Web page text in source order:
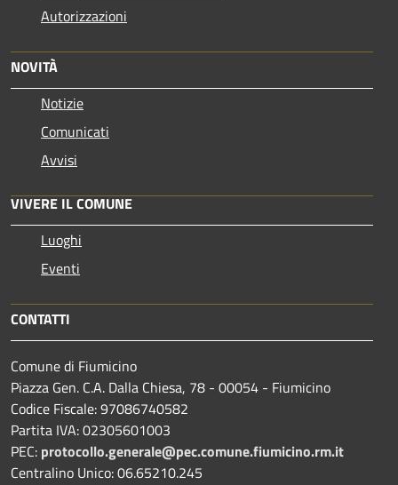
Autorizzazioni
NOVITÀ
Notizie
Comunicati
Avvisi
VIVERE IL COMUNE
Luoghi
Eventi
CONTATTI
Comune di Fiumicino
Piazza Gen. C.A. Dalla Chiesa, 78 - 00054 - Fiumicino
Codice Fiscale: 97086740582
Partita IVA: 02305601003
PEC: protocollo.generale@pec.comune.fiumicino.rm.it
Centralino Unico: 06.65210.245